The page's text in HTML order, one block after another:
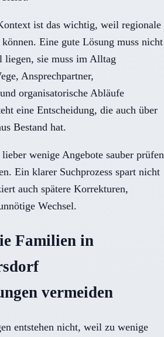
ist das wichtig, weil regionale
Eine gute Lösung muss nicht
liegen, sie muss im Alltag
Ansprechpartner,
organisatorische Abläufe
eine Entscheidung, die auch über
Bestand hat.
wenige Angebote sauber prüfen
Ein klarer Suchprozess spart nicht
auch spätere Korrekturen,
Wechsel.
Familien in
vermeiden
entstehen nicht, weil zu wenige